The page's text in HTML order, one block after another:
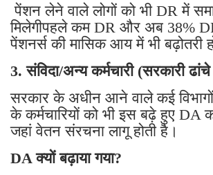
पेंशन लेने वाले लोगों को भी DR में
मिलेगीपहले कम DR और अब 38%
पेंशनर्स की मासिक आय में भी बढ़ोतरी
3. संविदा/अन्य कर्मचारी (सरकारी
सरकार के अधीन आने वाले कई
के कर्मचारियों को भी इस बढ़े हुए DA
जहां वेतन संरचना लागू होती है।
DA क्यों बढ़ाया गया?